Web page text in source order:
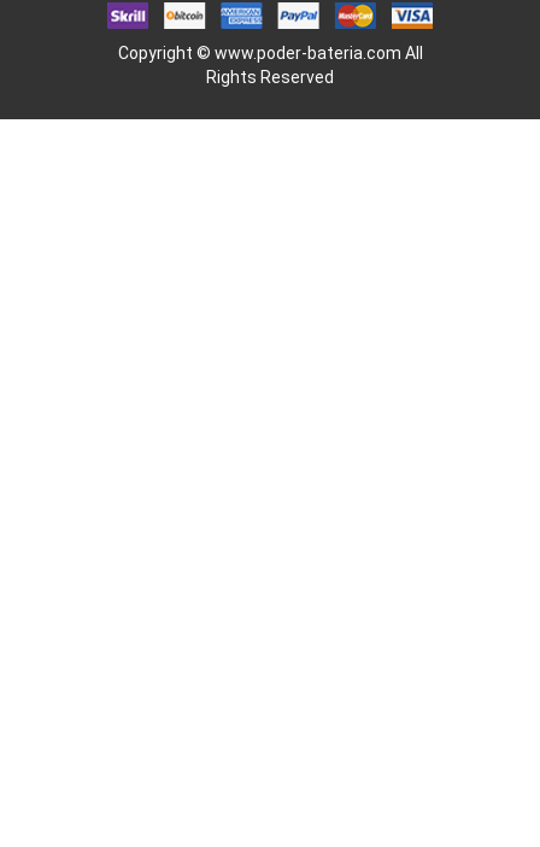
Copyright © www.poder-bateria.com All
Rights Reserved